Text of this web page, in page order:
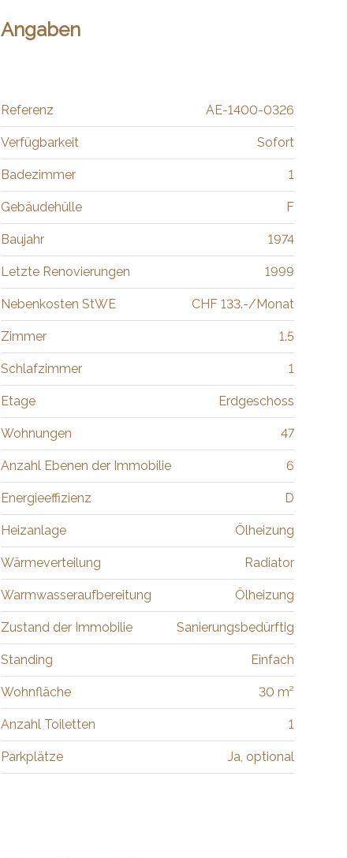
Angaben
Referenz AE-1400-0326
Verfügbarkeit Sofort
Badezimmer 1
Gebäudehülle F
Baujahr 1974
Letzte Renovierungen 1999
Nebenkosten StWE CHF 133.-/Monat
Zimmer 1.5
Schlafzimmer 1
Etage Erdgeschoss
Wohnungen 47
Anzahl Ebenen der Immobilie 6
Energieeffizienz D
Heizanlage Ölheizung
Wärmeverteilung Radiator
Warmwasseraufbereitung Ölheizung
Zustand der Immobilie Sanierungsbedürftig
Standing Einfach
Wohnfläche 30 m²
Anzahl Toiletten 1
Parkplätze Ja, optional